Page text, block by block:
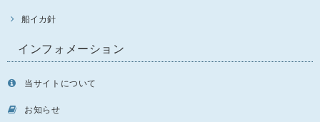
船イカ針
インフォメーション
当サイトについて
お知らせ